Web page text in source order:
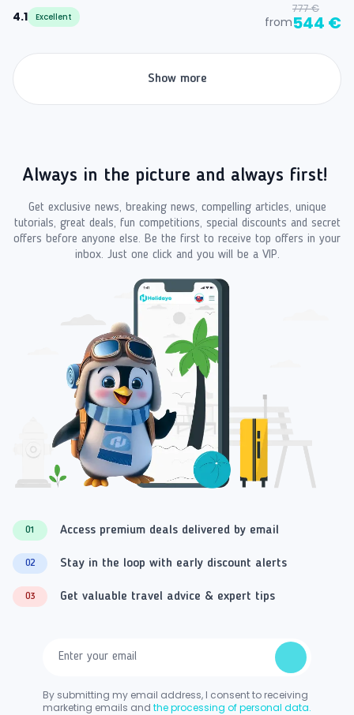
4.1
Excellent from
777 €
544 €
Show more
Always in the picture and always first!
Get exclusive news, breaking news, compelling articles, unique
tutorials, great deals, fun competitions, special discounts and secret
offers before anyone else. Be the first to receive top offers in your
inbox. Just one click and you will be a VIP.
01 Access premium deals delivered by email
02 Stay in the loop with early discount alerts
03 Get valuable travel advice & expert tips
By submitting my email address, I consent to receiving
marketing emails and the processing of personal data.